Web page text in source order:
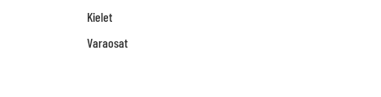
Kielet
Varaosat